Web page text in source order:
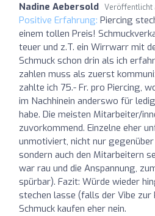
Nadine Aebersold Veröffentlicht
Positive Erfahrung: Piercing
einem tollen Preis!
teuer und z.T. ein Wirrwarr mit
Schmuck schon drin als ich
zahlen muss als zuerst
zahlte ich 75.- Fr. pro Piercing,
im Nachhinein anderswo für
habe. Die meisten Mitarbeiter/
zuvorkommend. Einzelne eher
unmotiviert, nicht nur gegenüber
sondern auch den Mitarbeitern
war rau und die Anspannung,
spürbar). Fazit: Würde wieder
stechen lasse (falls der Vibe
Schmuck kaufen eher nein.